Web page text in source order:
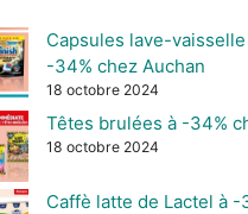
Capsules lave-
-34% chez Auchan
18 octobre 2024
Têtes brulées à -34%
18 octobre 2024
Caffè latte de Lactel à -